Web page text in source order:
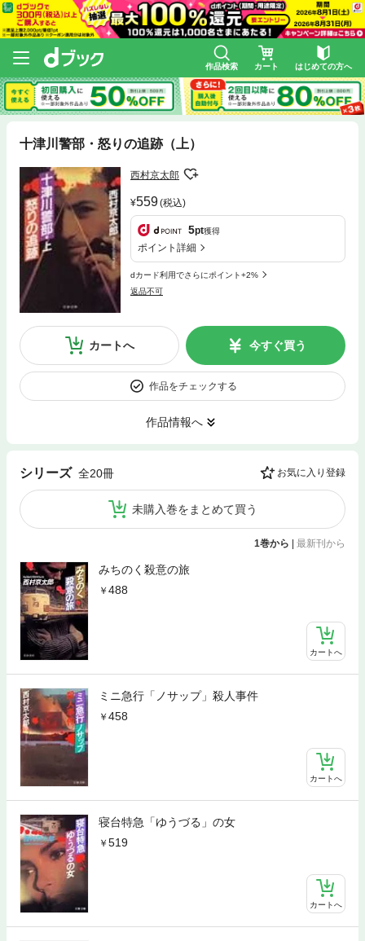
作品検索 カート はじめての方へ
十津川警部・怒りの追跡（上）
西村京太郎
559(税込)
5pt獲得
ポイント詳細
dカード利用でさらにポイント+2%
返品不可
カートへ 今すぐ買う
作品をチェックする
作品情報へ
シリーズ 全20冊 お気に入り登録
未購入巻をまとめて買う
1巻から 最新刊から
みちのく殺意の旅
488
カートへ
ミニ急行「ノサップ」殺人事件
458
カートへ
寝台特急「ゆうづる」の女
519
カートへ